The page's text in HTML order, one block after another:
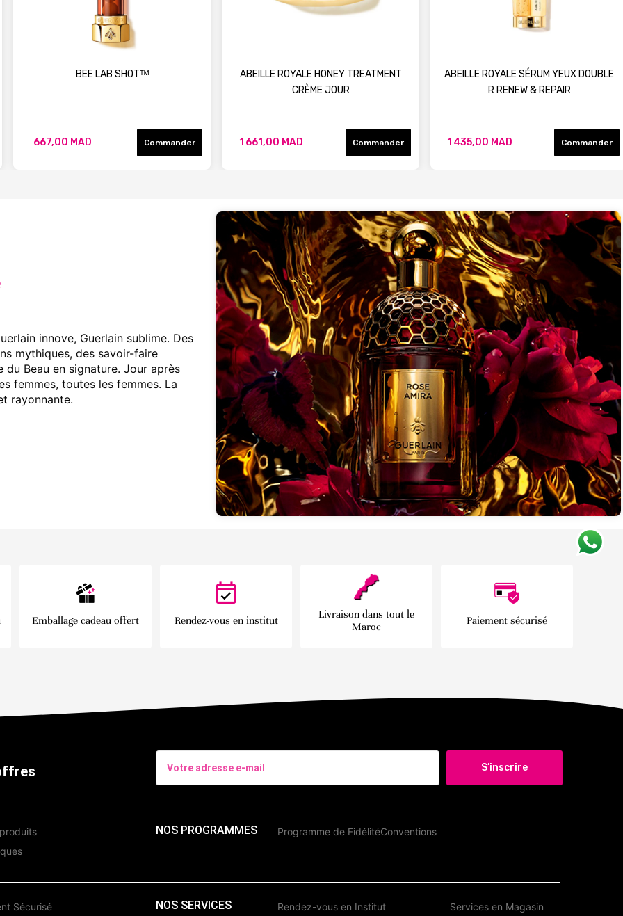
BEE LAB SHOTᵀᴹ
667,00 MAD Commander
ABEILLE ROYALE HONEY TREATMENT
CRÈME JOUR
1 661,00 MAD Commander
ABEILLE ROYALE SÉRUM YEUX DOUBLE
R RENEW & REPAIR
1 435,00 MAD Commander
innove, Guerlain sublime. Des
mythiques, des savoir-faire
Beau en signature. Jour après
femmes, toutes les femmes. La
rayonnante.
Emballage cadeau offert Rendez-vous en institut
Livraison dans tout le
Maroc
Paiement sécurisé
S’inscrire
NOS PROGRAMMES Programme de FidélitéConventions
Sécurisé NOS SERVICES Rendez-vous en Institut Services en Magasin